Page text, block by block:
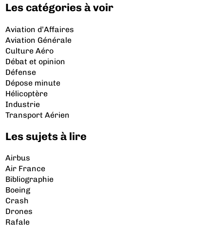
Les catégories à voir
Aviation d’Affaires
Aviation Générale
Culture Aéro
Débat et opinion
Défense
Dépose minute
Hélicoptère
Industrie
Transport Aérien
Les sujets à lire
Airbus
Air France
Bibliographie
Boeing
Crash
Drones
Rafale